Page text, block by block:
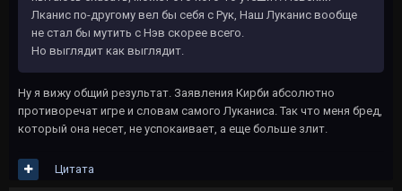
Лканис по-другому вел бы себя с Рук, Наш Луканис вообще
не стал бы мутить с Нэв скорее всего.
Но выглядит как выглядит.
Ну я вижу общий результат. Заявления Кирби абсолютно
противоречат игре и словам самого Луканиса. Так что меня бред,
который она несет, не успокаивает, а еще больше злит.
Цитата